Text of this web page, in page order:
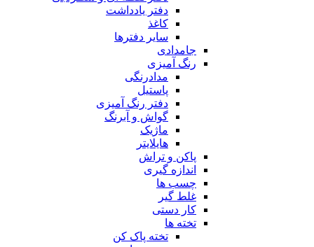
دفتر یادداشت
کاغذ
سایر دفترها
جامدادی
رنگ آمیزی
مدادرنگی
پاستیل
دفتر رنگ آمیزی
گواش و آبرنگ
ماژیک
هایلایتر
پاکن و تراش
اندازه گیری
چسب ها
غلط گیر
کار دستی
تخته ها
تخته پاک کن